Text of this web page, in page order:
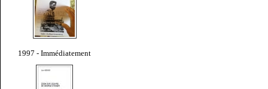
1997 - Immédiatement